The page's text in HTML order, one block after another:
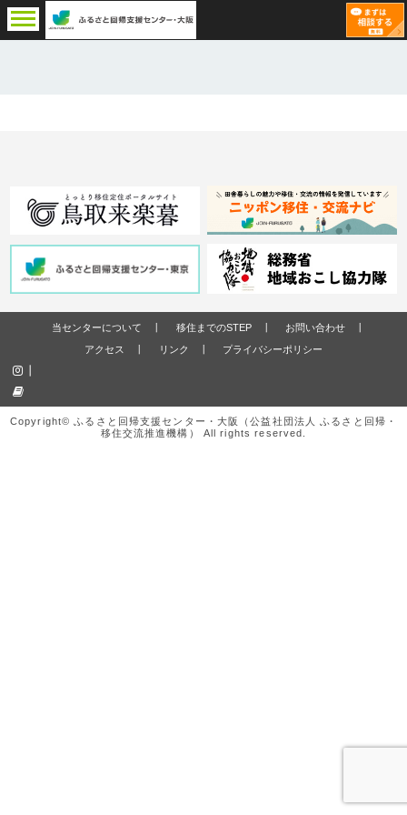
当センターについて 移住までのSTEP
お問い合わせ
アクセス
リンク プライバシーポリシー
Copyright© ふるさと回帰支援センター・大阪（公益社団法人 ふるさと回帰・
移住交流推進機構） All rights reserved.